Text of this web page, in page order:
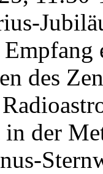
des
in der